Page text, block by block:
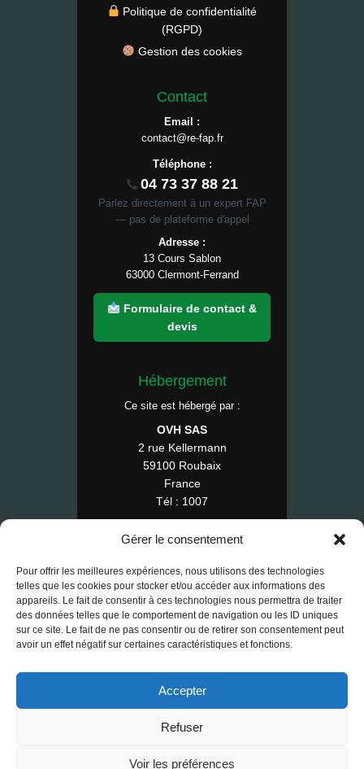
Gérer le consentement
Pour offrir les meilleures expériences, nous utilisons des technologies
telles que les cookies pour stocker et/ou accéder aux informations des
appareils. Le fait de consentir à ces technologies nous permettra de traiter
des données telles que le comportement de navigation ou les ID uniques
sur ce site. Le fait de ne pas consentir ou de retirer son consentement peut
avoir un effet négatif sur certaines caractéristiques et fonctions.
Accepter
Refuser
Voir les préférences
Politique de confidentialité
(RGPD)
Gestion des cookies
Contact
Email :
contact@re-fap.fr
Téléphone :
04 73 37 88 21
Parlez directement à un expert FAP
— pas de plateforme d'appel
Adresse :
13 Cours Sablon
63000 Clermont-Ferrand
Formulaire de contact &
devis
Hébergement
Ce site est hébergé par :
OVH SAS
2 rue Kellermann
59100 Roubaix
France
Tél : 1007
© 2025 RE-FAP — Tous droits réservés.
Contact • Mentions légales •
CGV
•
RGPD • Cookies